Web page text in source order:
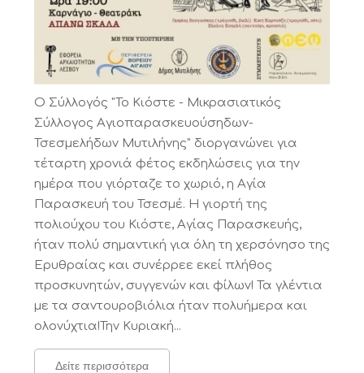
Ο Σύλλογός "Το Κιόστε - Μικρασιατικός
Σύλλογος Αγιοπαρασκευούσηδων-
Τσεσμελήδων Μυτιλήνης" διοργανώνει για
τέταρτη χρονιά φέτος εκδηλώσεις για την
ημέρα που γιόρταζε το χωριό, η Αγία
Παρασκευή του Τσεσμέ. Η γιορτή της
πολιούχου του Κιόστε, Αγίας Παρασκευής,
ήταν πολύ σημαντική για όλη τη χερσόνησο της
Ερυθραίας και συνέρρεε εκεί πλήθος
προσκυνητών, συγγενών και φίλων! Τα γλέντια
με τα σαντουροβιόλια ήταν πολυήμερα και
ολονύχτια!Την Κυριακή...
Δείτε περισσότερα